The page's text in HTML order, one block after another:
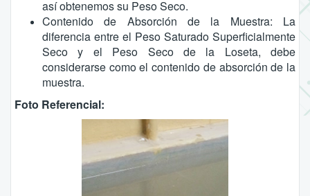
así obtenemos su Peso Seco.
Contenido de Absorción de la Muestra: La
diferencia entre el Peso Saturado Superficialmente
Seco y el Peso Seco de la Loseta, debe
considerarse como el contenido de absorción de la
muestra.
Foto Referencial: